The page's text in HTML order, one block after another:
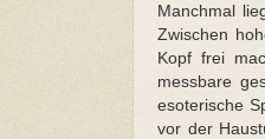
Manchmal
Zwischen
Kopf frei
messbare
esoterische
vor der